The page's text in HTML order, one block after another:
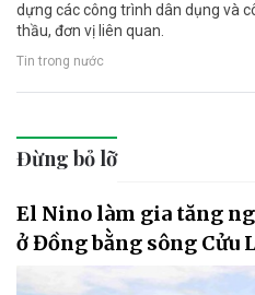
dựng các công trình dân dụng và
thầu, đơn vị liên quan.
Tin trong nước
Đừng bỏ lỡ
El Nino làm gia tăng
ở Đồng bằng sông Cửu